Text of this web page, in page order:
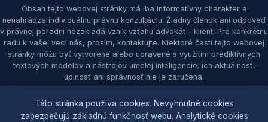
Obsah tejto webovej stránky má iba informatívny charakter a
nenahrádza individuálnu právnu konzultáciu. Žiadny článok ani odpoveď
v právnej poradni nezakladá vznik vzťahu advokát – klient. Pre konkrétnu
radu k vašej veci nás, prosím, kontaktujte. Niektoré časti tejto webovej
stránky môžu byť vytvorené alebo upravené s využitím prediktívnych
textových modelov a nástrojov umelej inteligencie; ich aktuálnosť,
úplnosť ani správnosť nie je zaručená.
© 2026 Samec & partners, s. r. o. Všetky práva vyhradené.
Táto stránka používa cookies. Nevyhnutné cookies
zabezpečujú základnú funkčnosť webu. Analytické cookies